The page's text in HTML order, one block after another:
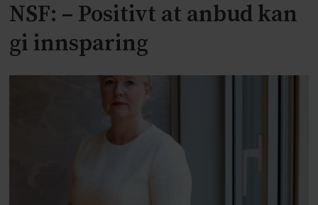
NSF: – Positivt at anbud kan
gi innsparing